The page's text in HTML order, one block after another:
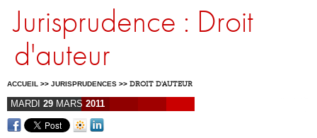
Jurisprudence : Droit
d'auteur
ACCUEIL >> JURISPRUDENCES >> DROIT D'AUTEUR
MARDI 29 MARS 2011